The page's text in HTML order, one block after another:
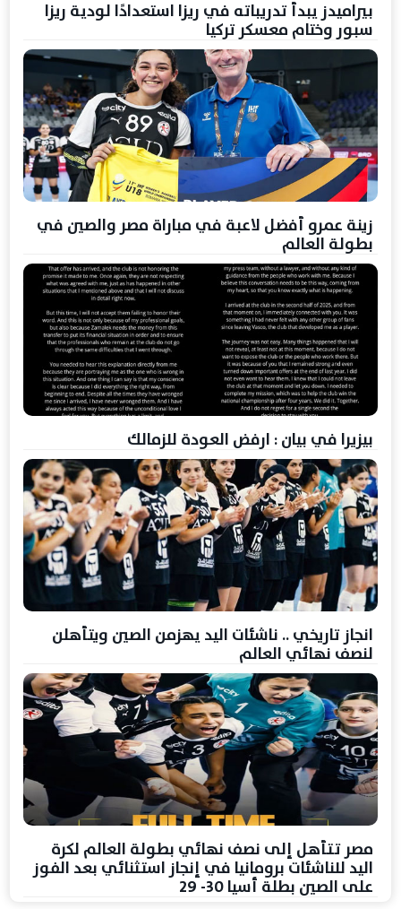
بيراميدز يبدأ تدريباته في ريزا استعدادًا لودية ريزا
سبور وختام معسكر تركيا
زينة عمرو أفضل لاعبة في مباراة مصر والصين في
بطولة العالم
بيزيرا في بيان : ارفض العودة للزمالك
انجاز تاريخي .. ناشئات اليد يهزمن الصين ويتأهلن
لنصف نهائي العالم
مصر تتأهل إلى نصف نهائي بطولة العالم لكرة
اليد للناشئات برومانيا في إنجاز استثنائي بعد الفوز
على الصين بطلة أسيا 30- 29